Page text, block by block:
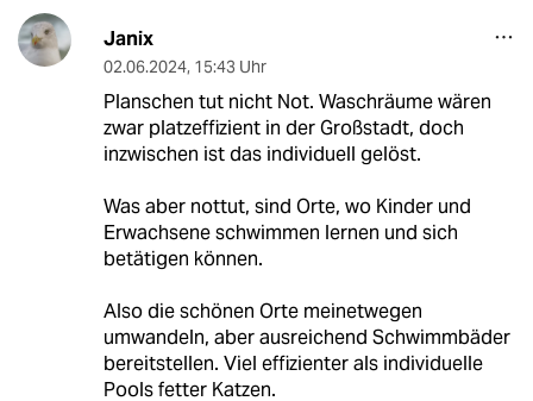
Janix
02.06.2024, 15:43 Uhr
Planschen tut nicht Not. Waschräume wären
zwar platzeffizient in der Großstadt, doch
inzwischen ist das individuell gelöst.
Was aber nottut, sind Orte, wo Kinder und
Erwachsene schwimmen lernen und sich
betätigen können.
Also die schönen Orte meinetwegen
umwandeln, aber ausreichend Schwimmbäder
bereitstellen. Viel effizienter als individuelle
Pools fetter Katzen.